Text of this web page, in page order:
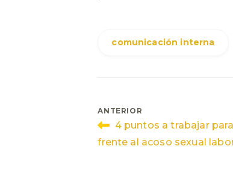
comunicación interna
Navegación
de
ANTERIOR
4 puntos a trabajar
frente al acoso sexual